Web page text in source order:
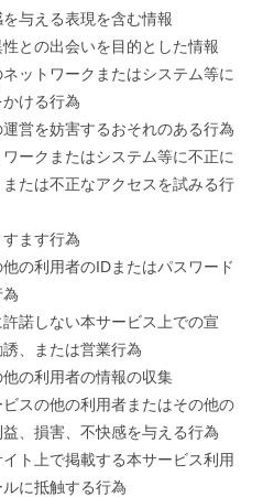
与える表現を含む情報
との出会いを目的とした情報
ットワークまたはシステム等に
ける行為
営を妨害するおそれのある行為
ークまたはシステム等に不正に
たは不正なアクセスを試みる行
ます行為
の利用者のIDまたはパスワード
諾しない本サービス上での宣
、または営業行為
の利用者の情報の収集
スの他の利用者またはその他の
、損害、不快感を与える行為
ト上で掲載する本サービス利用
に抵触する行為